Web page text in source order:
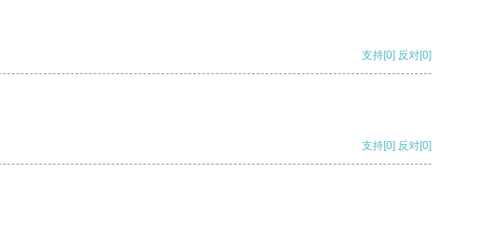
支持[0] 反对[0]
支持[0] 反对[0]